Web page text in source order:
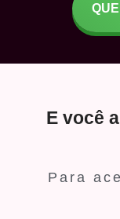
E você
Para